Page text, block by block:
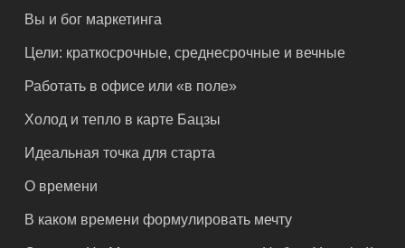
Вы и бог маркетинга
Цели: краткосрочные, среднесрочные и вечные
Работать в офисе или «в поле»
Холод и тепло в карте Бацзы
Идеальная точка для старта
О времени
В каком времени формулировать мечту